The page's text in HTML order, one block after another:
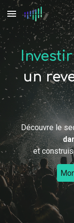
Skip to main
un
Découvre le
et